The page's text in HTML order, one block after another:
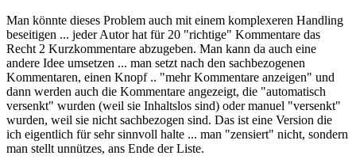
Man könnte dieses Problem auch mit einem komplexeren Handling
beseitigen ... jeder Autor hat für 20 "richtige" Kommentare das
Recht 2 Kurzkommentare abzugeben. Man kann da auch eine
andere Idee umsetzen ... man setzt nach den sachbezogenen
Kommentaren, einen Knopf .. "mehr Kommentare anzeigen" und
dann werden auch die Kommentare angezeigt, die "automatisch
versenkt" wurden (weil sie Inhaltslos sind) oder manuel "versenkt"
wurden, weil sie nicht sachbezogen sind. Das ist eine Version die
ich eigentlich für sehr sinnvoll halte ... man "zensiert" nicht, sondern
man stellt unnützes, ans Ende der Liste.